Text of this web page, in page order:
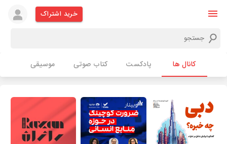
خرید اشتراک
کانال ها پادکست کتاب صوتی موسیقی